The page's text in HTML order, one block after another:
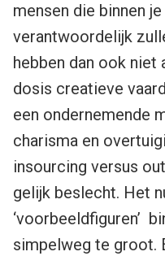
mensen die binnen
verantwoordelijk
hebben dan ook niet
dosis creatieve
een ondernemende
charisma en
insourcing versus
gelijk beslecht. Het
‘voorbeeldfiguren’
simpelweg te groot.